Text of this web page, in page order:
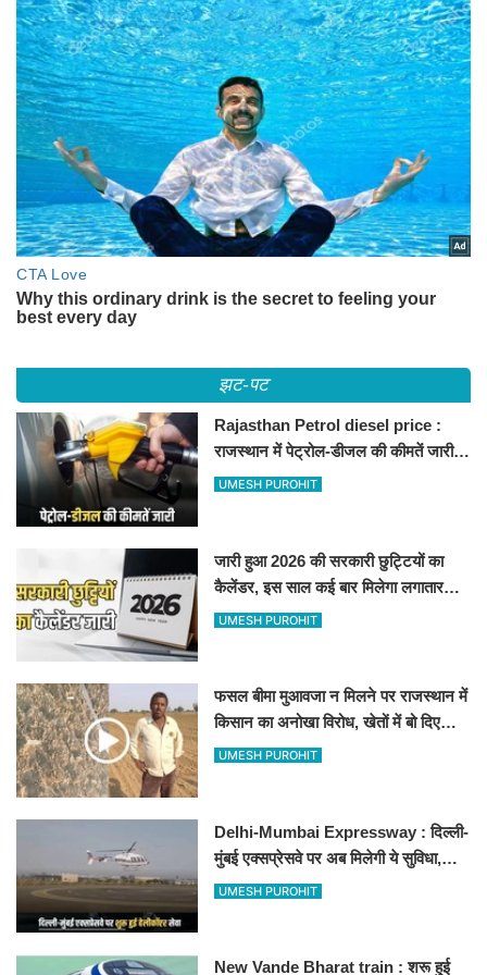
झट-पट
Rajasthan Petrol diesel price :
राजस्थान में पेट्रोल-डीजल की कीमतें जारी,
जानिए बीकानेर समेत पुरे प्रदेश में नए रेट
UMESH PUROHIT
जारी हुआ 2026 की सरकारी छुट्टियों का
कैलेंडर, इस साल कई बार मिलेगा लगातार
अवकाश, देखें
UMESH PUROHIT
फसल बीमा मुआवजा न मिलने पर राजस्थान में
किसान का अनोखा विरोध, खेतों में बो दिए
500-500 रुपए के नोट, वीडियो वायरल
UMESH PUROHIT
Delhi-Mumbai Expressway : दिल्ली-
मुंबई एक्सप्रेसवे पर अब मिलेगी ये सुविधा,
हेलीकॉप्टर सर्विस से तुरंत घायल पहुंचेगा
UMESH PUROHIT
New Vande Bharat train : शरू हुई